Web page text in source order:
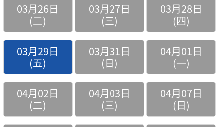
03月26日
(二)
03月27日
(三)
03月28日
(四)
03月29日
(五)
03月31日
(日)
04月01日
(一)
04月02日
(二)
04月03日
(三)
04月07日
(日)